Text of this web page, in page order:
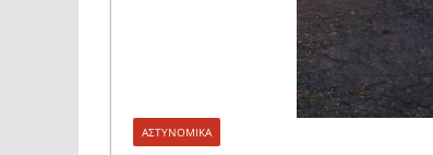
ΑΣΤΥΝΟΜΙΚΑ